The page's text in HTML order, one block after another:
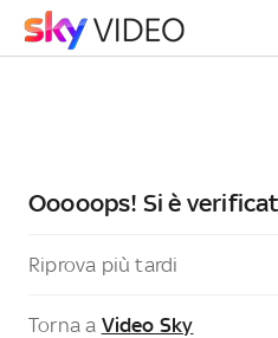
Ooooops! Si è
Riprova più tardi
Torna a Video Sky